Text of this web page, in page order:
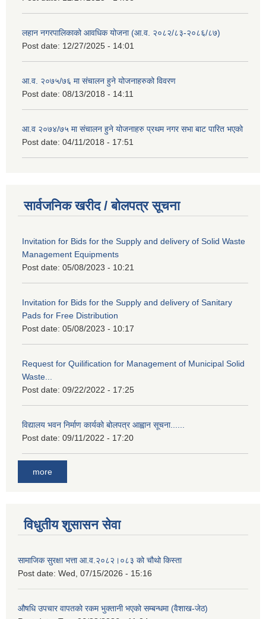
लहान नगरपालिकाको आवधिक योजना (आ.व. २०८२/८३-२०८६/८७)
Post date: 12/27/2025 - 14:01
आ.व. २०७५/७६ मा संचालन हुने योजनाहरुको विवरण
Post date: 08/13/2018 - 14:11
आ.व २०७४/७५ मा संचालन हुने योजनाहरु प्रथम नगर सभा बाट पारित भएको
Post date: 04/11/2018 - 17:51
सार्वजनिक खरीद / बोलपत्र सूचना
Invitation for Bids for the Supply and delivery of Solid Waste
Management Equipments
Post date: 05/08/2023 - 10:21
Invitation for Bids for the Supply and delivery of Sanitary
Pads for Free Distribution
Post date: 05/08/2023 - 10:17
Request for Quilification for Management of Municipal Solid
Waste...
Post date: 09/22/2022 - 17:25
विद्यालय भवन निर्माण कार्यको बोलपत्र आह्वान सूचना......
Post date: 09/11/2022 - 17:20
more
विधुतीय शुसासन सेवा
सामाजिक सुरक्षा भत्ता आ.व.२०८२।०८३ को चौथो किस्ता
Post date: Wed, 07/15/2026 - 15:16
औषधि उपचार वापतको रकम भुक्तानी भएको सम्बन्धमा (वैशाख-जेठ)